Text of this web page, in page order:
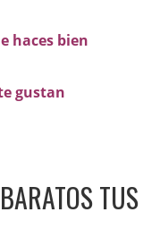
haces bien
gustan